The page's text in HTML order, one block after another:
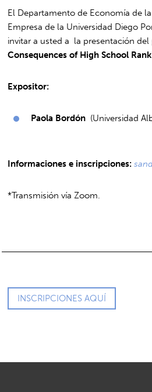
El Departamento de Economía de
Empresa de la Universidad Diego
invitar a usted a la presentación
Consequences of High School
Expositor:
Paola Bordón (Universidad
Informaciones e inscripciones:
*Transmisión vía Zoom.
INSCRIPCIONES AQUÍ